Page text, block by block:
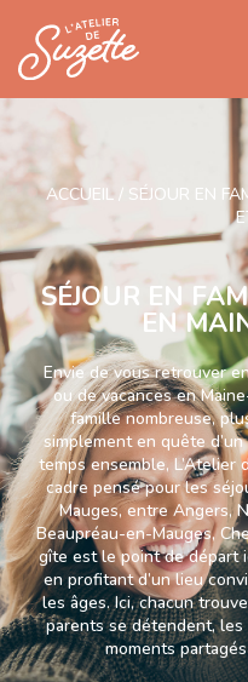
ACCUEIL / SÉJOUR EN
SÉJOUR EN
EN
Envie de vous retrouver
ou de vacances en
famille nombreuse,
simplement en quête
temps ensemble,
cadre pensé pour les
Mauges, entre Angers,
Beaupréau-en-Mauges,
gîte est le point de départ
en profitant d’un lieu
les âges. Ici, chacun
parents se détendent,
moments